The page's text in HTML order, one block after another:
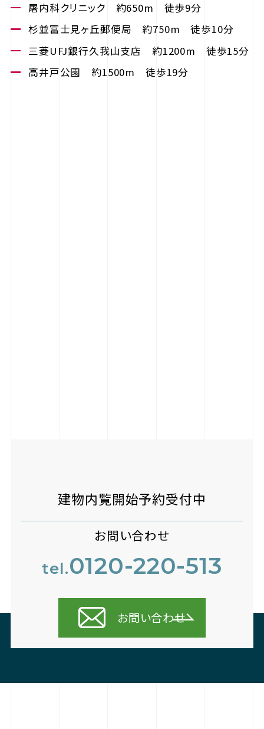
屠内科クリニック 約650m 徒歩9分
杉並富士見ヶ丘郵便局 約750m 徒歩10分
三菱UFJ銀行久我山支店 約1200m 徒歩15分
高井戸公園 約1500m 徒歩19分
建物内覧開始予約受付中
お問い合わせ
tel.0120-220-513
お問い合わせ